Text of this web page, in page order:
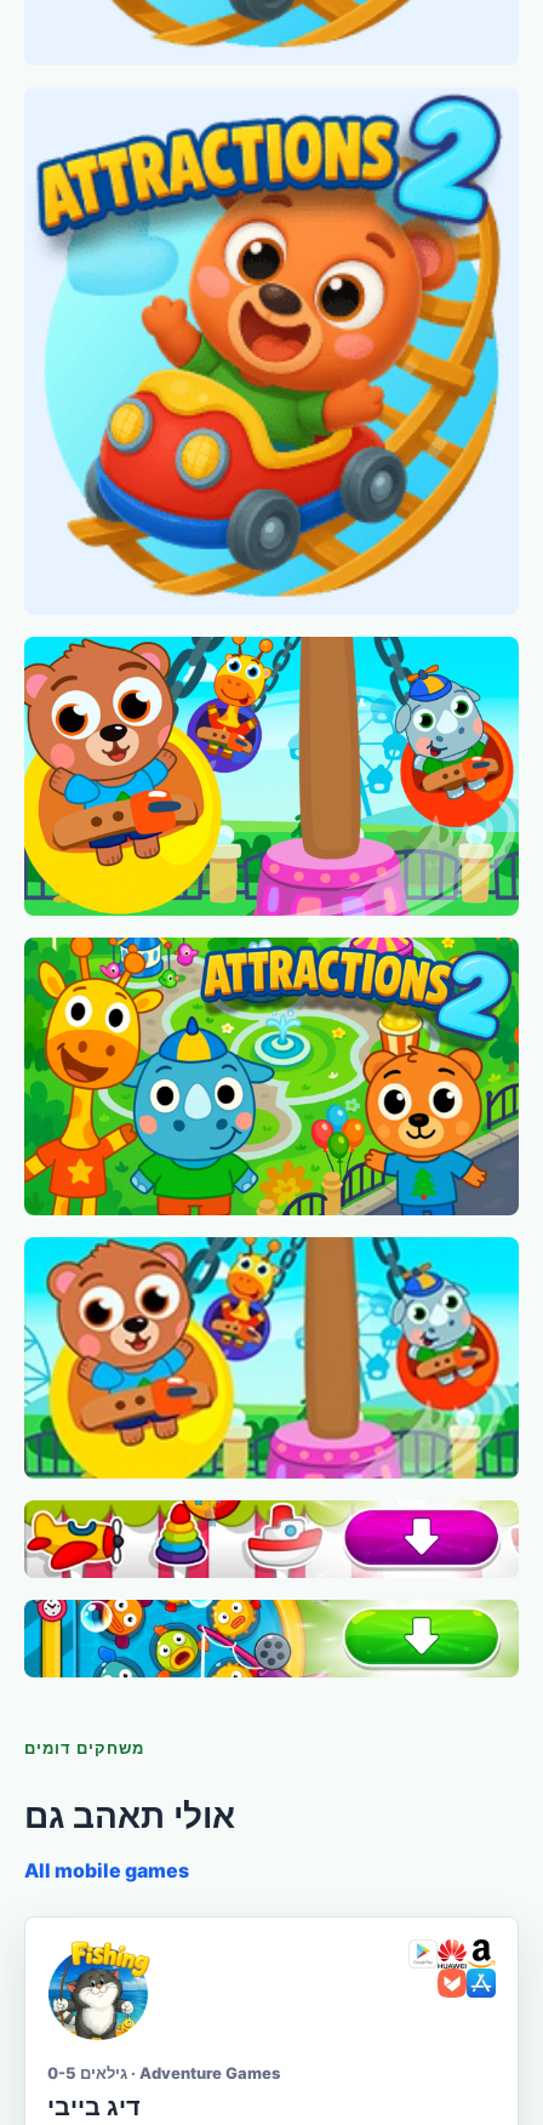
משחקים דומים
אולי תאהב גם
All mobile games
גילאים 0-5 · Adventure Games
דיג בייבי